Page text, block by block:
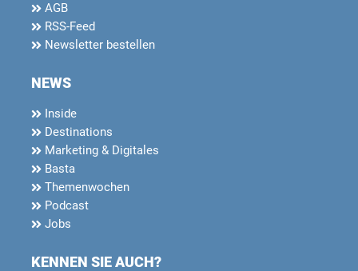
AGB
RSS-Feed
Newsletter bestellen
NEWS
Inside
Destinations
Marketing & Digitales
Basta
Themenwochen
Podcast
Jobs
KENNEN SIE AUCH?